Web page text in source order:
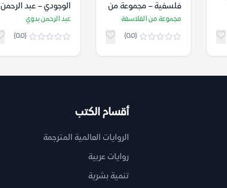
فلسفية – مجموعة من
الفلاسفة
مجموعة من الفلاسفة
(0.0)
الوجودي – عبد الرحمن
بدوي
عبد الرحمن بدوي
(0.0)
أقسام الكتب
الروايات العالمية المترجمة
روايات عربية
تنمية بشرية